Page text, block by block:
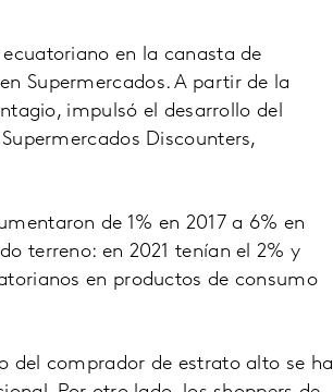
en la canasta de
Supermercados. A partir de la
impulsó el desarrollo del
Discounters,
de 1% en 2017 a 6% en
terreno: en 2021 tenían el 2% y
en productos de consumo
del comprador de estrato alto se ha